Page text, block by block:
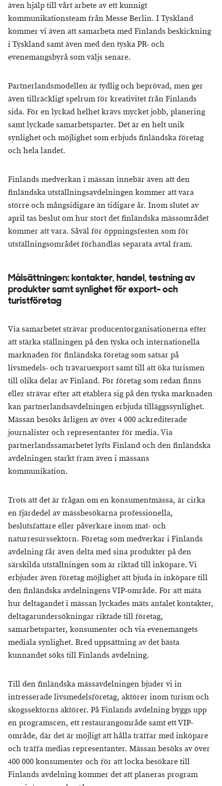
även hjälp till vårt arbete av ett kunnigt
kommunikationsteam från Messe Berlin. I Tyskland
kommer vi även att samarbeta med Finlands beskickning
i Tyskland samt även med den tyska PR- och
evenemangsbyrå som väljs senare.
Partnerlandsmodellen är tydlig och beprövad, men ger
även tillräckligt spelrum för kreativitet från Finlands
sida. För en lyckad helhet krävs mycket jobb, planering
samt lyckade samarbetsparter. Det är en helt unik
synlighet och möjlighet som erbjuds finländska företag
och hela landet.
Finlands medverkan i mässan innebär även att den
finländska utställningsavdelningen kommer att vara
större och mångsidigare än tidigare år. Inom slutet av
april tas beslut om hur stort det finländska mässområdet
kommer att vara. Såväl för öppningsfesten som för
utställningsområdet förhandlas separata avtal fram.
Målsättningen: kontakter, handel, testning av
produkter samt synlighet för export- och
turistföretag
Via samarbetet strävar producentorganisationerna efter
att stärka ställningen på den tyska och internationella
marknaden för finländska företag som satsar på
livsmedels- och trävaruexport samt till att öka turismen
till olika delar av Finland. För företag som redan finns
eller strävar efter att etablera sig på den tyska marknaden
kan partnerlandsavdelningen erbjuda tilläggssynlighet.
Mässan besöks årligen av över 4 000 ackrediterade
journalister och representanter för media. Via
partnerlandssamarbetet lyfts Finland och den finländska
avdelningen starkt fram även i mässans
kommunikation.
Trots att det är frågan om en konsumentmässa, är cirka
en fjärdedel av mässbesökarna professionella,
beslutsfattare eller påverkare inom mat- och
naturresurssektorn. Företag som medverkar i Finlands
avdelning får även delta med sina produkter på den
särskilda utställningen som är riktad till inköpare. Vi
erbjuder även företag möjlighet att bjuda in inköpare till
den finländska avdelningens VIP-område. För att mäta
hur deltagandet i mässan lyckades mäts antalet kontakter,
deltagarundersökningar riktade till företag,
samarbetsparter, konsumenter och via evenemangets
mediala synlighet. Bred uppsättning av det bästa
kunnandet söks till Finlands avdelning.
Till den finländska mässavdelningen bjuder vi in
intresserade livsmedelsföretag, aktörer inom turism och
skogssektorns aktörer. På Finlands avdelning byggs upp
en programscen, ett restaurangområde samt ett VIP-
område, där det är möjligt att hålla träffar med inköpare
och träffa medias representanter. Mässan besöks av över
400 000 konsumenter och för att locka besökare till
Finlands avdelning kommer det att planeras program